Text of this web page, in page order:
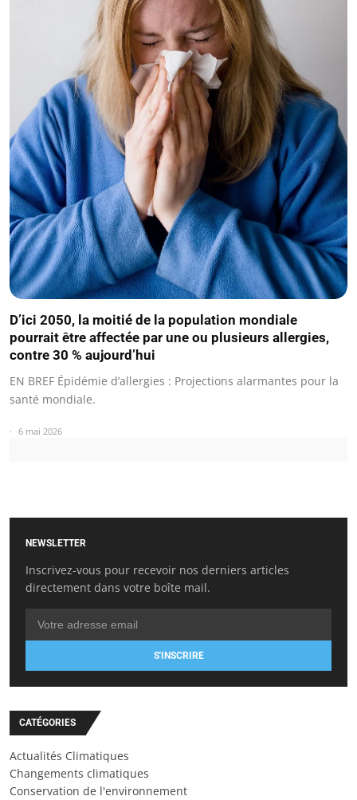
D’ici 2050, la moitié de la population mondiale
pourrait être affectée par une ou plusieurs allergies,
contre 30 % aujourd’hui
EN BREF Épidémie d’allergies : Projections alarmantes pour la
santé mondiale.
6 mai 2026
NEWSLETTER
Inscrivez-vous pour recevoir nos derniers articles
directement dans votre boîte mail.
S'INSCRIRE
CATÉGORIES
Actualités Climatiques
Changements climatiques
Conservation de l'environnement